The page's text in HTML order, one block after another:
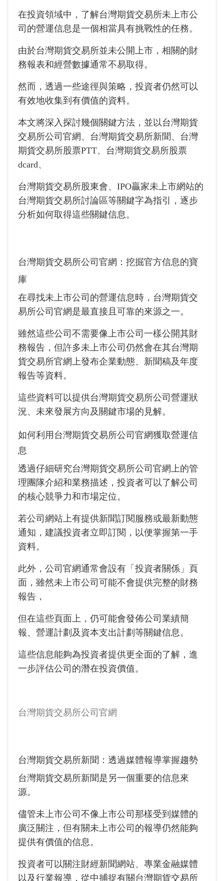
在投資領域中，了解台灣期貨交易所未上市公
司的營運信息是一個相當具有挑戰性的任務。
由於台灣期貨交易所並未公開上市，相關的財
務報表和經營數據通常不易取得。
然而，透過一些途徑與策略，投資者仍然可以
有效地收集到有價值的資料。
本文將深入探討幾個關鍵方法，並以台灣期貨
交易所公司官網、台灣期貨交易所新聞、台灣
期貨交易所股票PTT、台灣期貨交易所股票
dcard、
台灣期貨交易所股東會、IPO贏家未上市網站的
台灣期貨交易所討論區等關鍵字為指引，逐步
分析如何取得這些關鍵信息。
台灣期貨交易所公司官網：挖掘官方信息的寶
庫
在尋找未上市公司的營運信息時，台灣期貨交
易所公司官網是最直接且可靠的來源之一。
雖然這些公司不需要像上市公司一樣公開其財
務報告，但許多未上市公司仍然會在其台灣期
貨交易所官網上發布企業動態、新聞稿及年度
報告等資料。
這些資料可以提供台灣期貨交易所公司營運狀
況、未來發展方向及關鍵市場的見解。
如何利用台灣期貨交易所公司官網獲取營運信
息
透過仔細研究台灣期貨交易所公司官網上的管
理團隊介紹和業務描述，投資者可以了解公司
的核心競爭力和市場定位。
若公司網站上有提供新聞訂閱服務或最新動態
通知，建議投資者立即訂閱，以便掌握第一手
資料。
此外，公司官網通常會設有「投資者關係」頁
面，雖然未上市公司可能不會提供完整的財務
報告，
但在這些頁面上，仍可能會發佈公司業績簡
報、營運計劃及資本支出計劃等關鍵信息。
這些信息能夠為投資者提供更全面的了解，進
一步評估公司的潛在投資價值。
台灣期貨交易所公司官網
台灣期貨交易所新聞：透過媒體報導掌握趨勢
台灣期貨交易所新聞是另一個重要的信息來
源。
儘管未上市公司不像上市公司那樣受到媒體的
廣泛關注，但有關未上市公司的報導仍然能夠
提供有價值的信息。
投資者可以關注財經新聞網站、專業金融媒體
以及行業報導，從中捕捉有關台灣期貨交易所